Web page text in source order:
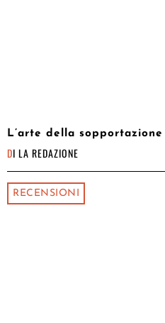
L’arte della
DI LA REDAZIONE
RECENSIONI